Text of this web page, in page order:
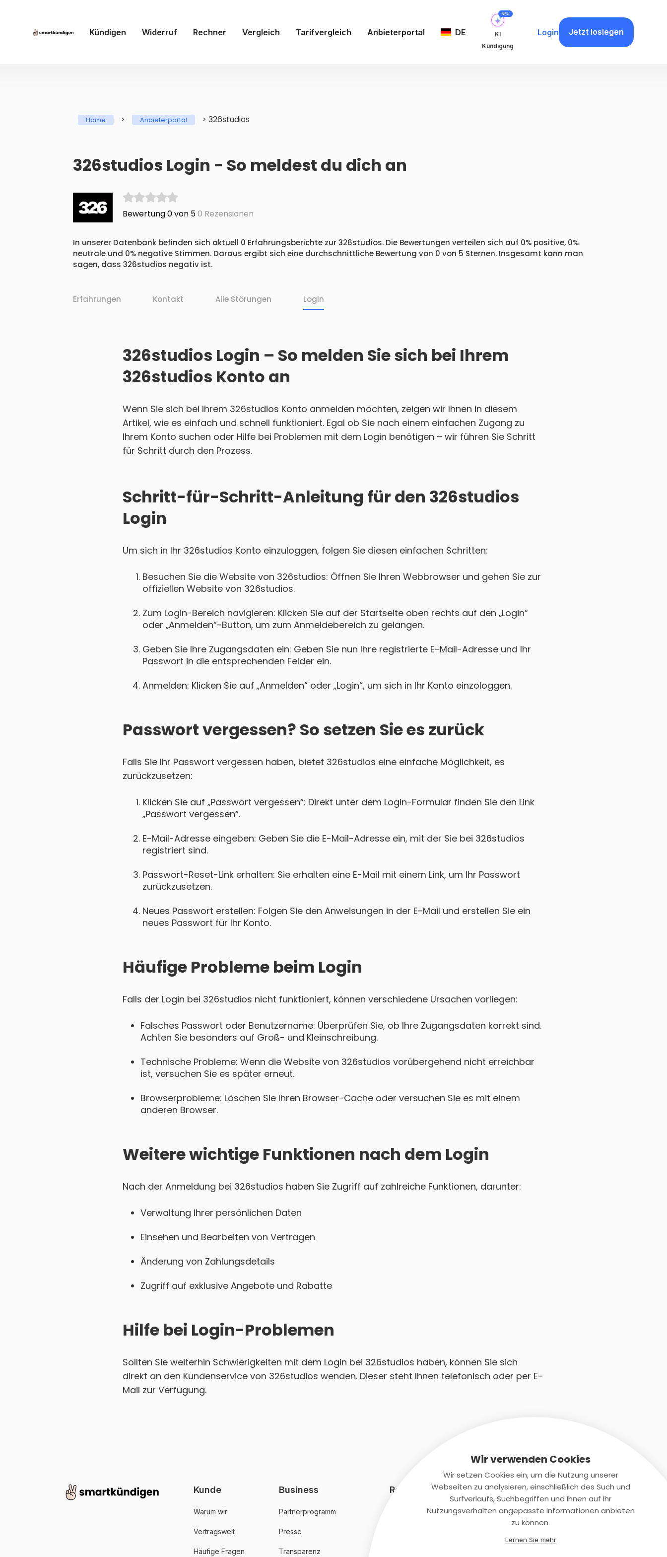
Kündigen Widerruf Rechner Vergleich Tarifvergleich Anbieterportal DE
KI
Kündigung
Login Jetzt loslegen
Home > Anbieterportal > 326studios
326studios Login - So meldest du dich an
Bewertung 0 von 50 Rezensionen
In unserer Datenbank befinden sich aktuell 0 Erfahrungsberichte zur 326studios. Die Bewertungen verteilen sich auf 0% positive, 0%
neutrale und 0% negative Stimmen. Daraus ergibt sich eine durchschnittliche Bewertung von 0 von 5 Sternen. Insgesamt kann man
sagen, dass 326studios negativ ist.
Erfahrungen Kontakt Alle Störungen Login
326studios Login – So melden Sie sich bei Ihrem
326studios Konto an
Wenn Sie sich bei Ihrem 326studios Konto anmelden möchten, zeigen wir Ihnen in diesem
Artikel, wie es einfach und schnell funktioniert. Egal ob Sie nach einem einfachen Zugang zu
Ihrem Konto suchen oder Hilfe bei Problemen mit dem Login benötigen – wir führen Sie Schritt
für Schritt durch den Prozess.
Schritt-für-Schritt-Anleitung für den 326studios
Login
Um sich in Ihr 326studios Konto einzuloggen, folgen Sie diesen einfachen Schritten:
Besuchen Sie die Website von 326studios: Öffnen Sie Ihren Webbrowser und gehen Sie zur
offiziellen Website von 326studios.
Zum Login-Bereich navigieren: Klicken Sie auf der Startseite oben rechts auf den „Login“
oder „Anmelden“-Button, um zum Anmeldebereich zu gelangen.
Geben Sie Ihre Zugangsdaten ein: Geben Sie nun Ihre registrierte E-Mail-Adresse und Ihr
Passwort in die entsprechenden Felder ein.
Anmelden: Klicken Sie auf „Anmelden“ oder „Login“, um sich in Ihr Konto einzologgen.
Passwort vergessen? So setzen Sie es zurück
Falls Sie Ihr Passwort vergessen haben, bietet 326studios eine einfache Möglichkeit, es
zurückzusetzen:
Klicken Sie auf „Passwort vergessen“: Direkt unter dem Login-Formular finden Sie den Link
„Passwort vergessen“.
E-Mail-Adresse eingeben: Geben Sie die E-Mail-Adresse ein, mit der Sie bei 326studios
registriert sind.
Passwort-Reset-Link erhalten: Sie erhalten eine E-Mail mit einem Link, um Ihr Passwort
zurückzusetzen.
Neues Passwort erstellen: Folgen Sie den Anweisungen in der E-Mail und erstellen Sie ein
neues Passwort für Ihr Konto.
Häufige Probleme beim Login
Falls der Login bei 326studios nicht funktioniert, können verschiedene Ursachen vorliegen:
Falsches Passwort oder Benutzername: Überprüfen Sie, ob Ihre Zugangsdaten korrekt sind.
Achten Sie besonders auf Groß- und Kleinschreibung.
Technische Probleme: Wenn die Website von 326studios vorübergehend nicht erreichbar
ist, versuchen Sie es später erneut.
Browserprobleme: Löschen Sie Ihren Browser-Cache oder versuchen Sie es mit einem
anderen Browser.
Weitere wichtige Funktionen nach dem Login
Nach der Anmeldung bei 326studios haben Sie Zugriff auf zahlreiche Funktionen, darunter:
Verwaltung Ihrer persönlichen Daten
Einsehen und Bearbeiten von Verträgen
Änderung von Zahlungsdetails
Zugriff auf exklusive Angebote und Rabatte
Hilfe bei Login-Problemen
Sollten Sie weiterhin Schwierigkeiten mit dem Login bei 326studios haben, können Sie sich
direkt an den Kundenservice von 326studios wenden. Dieser steht Ihnen telefonisch oder per E-
Mail zur Verfügung.
Kunde
Warum wir
Vertragswelt
Häufige Fragen
Business
Partnerprogramm
Presse
Transparenz
Rechtliches Kontaktiere uns
+(49)2131/708-4280
Wir verwenden Cookies
Wir setzen Cookies ein, um die Nutzung unserer
Webseiten zu analysieren, einschließlich des Such und
Surfverlaufs, Suchbegriffen und Ihnen auf Ihr
Nutzungsverhalten angepasste Informationen anbieten
zu können.
Lernen Sie mehr